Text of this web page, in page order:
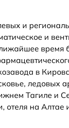
и
и
время
в
ледовых
Тагиле и
на Алтае